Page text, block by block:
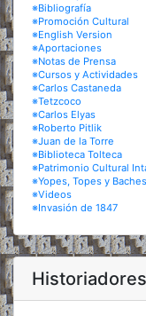
※Bibliografía
※Promoción Cultural
※English Version
※Aportaciones
※Notas de Prensa
※Cursos y Actividades
※Carlos Castaneda
※Tetzcoco
※Carlos Elyas
※Roberto Pitlik
※Juan de la Torre
※Biblioteca Tolteca
※Patrimonio Cultural
※Yopes, Topes y Baches
※Videos
※Invasión de 1847